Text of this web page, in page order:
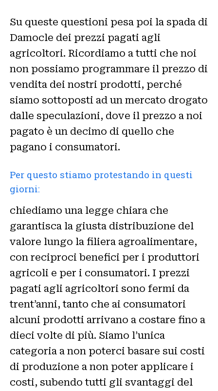
Su queste questioni pesa poi la spada di
Damocle dei prezzi pagati agli
agricoltori. Ricordiamo a tutti che noi
non possiamo programmare il prezzo di
vendita dei nostri prodotti, perché
siamo sottoposti ad un mercato drogato
dalle speculazioni, dove il prezzo a noi
pagato è un decimo di quello che
pagano i consumatori.
Per questo stiamo protestando in questi
giorni:
chiediamo una legge chiara che
garantisca la giusta distribuzione del
valore lungo la filiera agroalimentare,
con reciproci benefici per i produttori
agricoli e per i consumatori. I prezzi
pagati agli agricoltori sono fermi da
trent’anni, tanto che ai consumatori
alcuni prodotti arrivano a costare fino a
dieci volte di più. Siamo l’unica
categoria a non poterci basare sui costi
di produzione a non poter applicare i
costi, subendo tutti gli svantaggi del